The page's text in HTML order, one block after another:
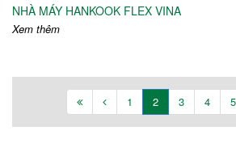
NHÀ MÁY HANKOOK FLEX VINA
Xem thêm
1 2 3 4 5